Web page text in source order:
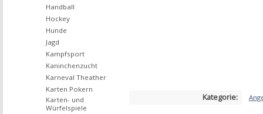
Kategorie:
Handball
Hockey
Hunde
Jagd
Kampfsport
Kaninchenzucht
Karneval Theather
Karten Pokern
Karten- und
Würfelspiele